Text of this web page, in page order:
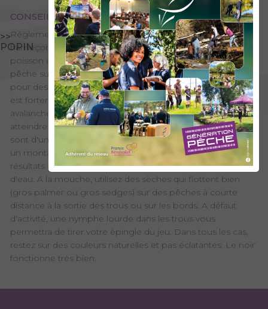
>>
POPIN
CONSEILS DE PÊCHE
Réglementation spécifique : Toutes techniques. 2
hameçons ou 3 mouches artificielles, sans ardillon. 1
poisson conservé maximum par jour et par pêcheur. La
pêche sur ce torrent est plutôt déconseillée au printemps
pour des raisons de pratique et de sécurité, car son débit
est fortement influencé par la fonte des neiges, des
avalanches de fond et des chutes de pierres qui peuvent
atteindre le torrent. Hormis cette période de fonte, les eaux
sont d'une extrême clarté et nécessitent une approche et
un montage très discret ! La pêche au toc donne de bons
résultats à la teigne ou avec des petites bêtes du cours
d'eau. A la mouche, utilisez des sèches qui flottent bien
(gros palmer ou gros sedges) sur des pêches à courte
distance à la sortie des trous ou sur les bords. A défaut
d'activité, une nymphe lourde dans les trous vous
permettra de tirer votre épingle du jeu. Dans tous les cas,
restez sur des couleurs naturelles et pas éclatantes. Le noir
fonctionne très bien.